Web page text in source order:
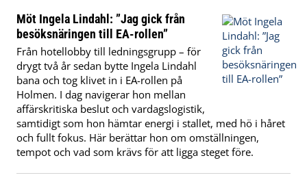
Möt Ingela Lindahl: ”Jag gick från
besöksnäringen till EA-rollen”
Från hotellobby till ledningsgrupp – för
drygt två år sedan bytte Ingela Lindahl
bana och tog klivet in i EA-rollen på
Holmen. I dag navigerar hon mellan
affärskritiska beslut och vardagslogistik,
samtidigt som hon hämtar energi i stallet, med hö i håret
och fullt fokus. Här berättar hon om omställningen,
tempot och vad som krävs för att ligga steget före.